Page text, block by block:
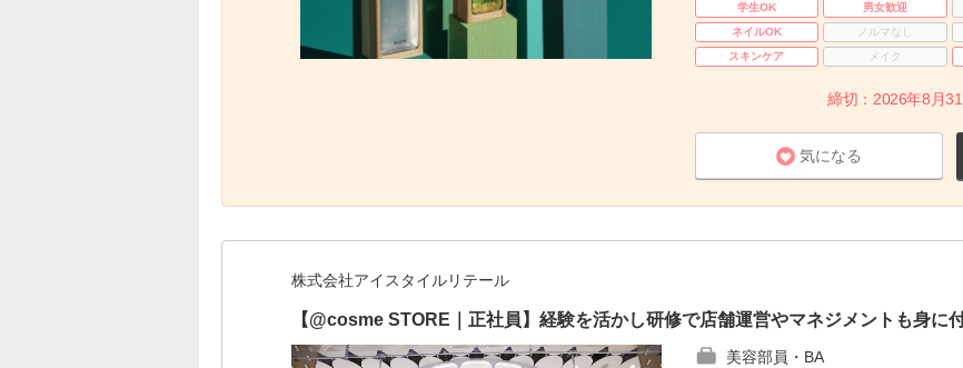
学生OK
男女歓迎
ネイルOK
ノルマなし
スキンケア
メイク
締切：2026年8月
気になる
株式会社アイスタイルリテール
【@cosme STORE｜正社員】経験を活かし研修で店舗運営やマネジメントも身に
美容部員・BA